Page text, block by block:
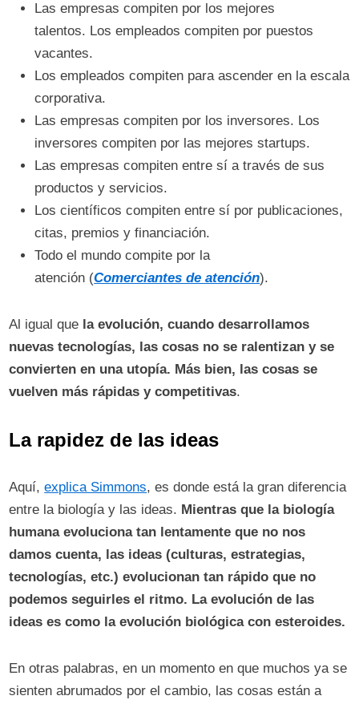
Las empresas compiten por los mejores
talentos. Los empleados compiten por puestos
vacantes.
Los empleados compiten para ascender en la escala
corporativa.
Las empresas compiten por los inversores. Los
inversores compiten por las mejores startups.
Las empresas compiten entre sí a través de sus
productos y servicios.
Los científicos compiten entre sí por publicaciones,
citas, premios y financiación.
Todo el mundo compite por la
atención (Comerciantes de atención).
Al igual que la evolución, cuando desarrollamos
nuevas tecnologías, las cosas no se ralentizan y se
convierten en una utopía. Más bien, las cosas se
vuelven más rápidas y competitivas.
La rapidez de las ideas
Aquí,explica Simmons, es donde está la gran diferencia
entre la biología y las ideas. Mientras que la biología
humana evoluciona tan lentamente que no nos
damos cuenta, las ideas (culturas, estrategias,
tecnologías, etc.) evolucionan tan rápido que no
podemos seguirles el ritmo. La evolución de las
ideas es como la evolución biológica con esteroides.
En otras palabras, en un momento en que muchos ya se
sienten abrumados por el cambio, las cosas están a